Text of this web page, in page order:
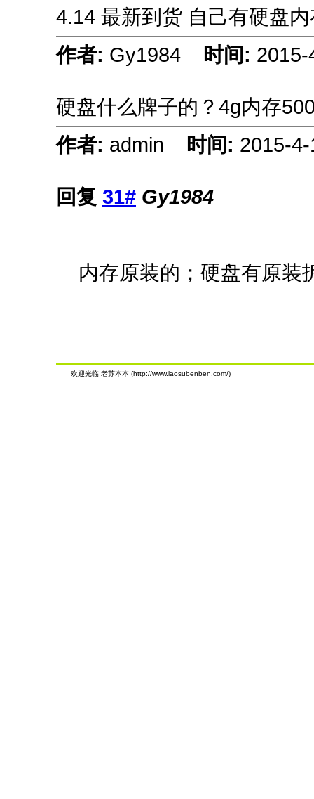
4.14 最新到货 自己有硬盘
作者: Gy1984 时间: 2015-
硬盘什么牌子的？4g内存
作者: admin 时间: 2015-
回复 31# Gy1984
内存原装的；硬盘有原装
欢迎光临 老苏本本 (http://www.laosubenben.com/)